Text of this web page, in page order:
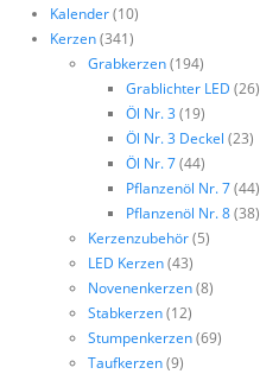
Kalender(10)
Kerzen(341)
Grabkerzen(194)
Grablichter LED (26)
Öl Nr. 3(19)
Öl Nr. 3 Deckel (23)
Öl Nr. 7(44)
Pflanzenöl Nr. 7(44)
Pflanzenöl Nr. 8(38)
Kerzenzubehör(5)
LED Kerzen(43)
Novenenkerzen(8)
Stabkerzen(12)
Stumpenkerzen(69)
Taufkerzen(9)